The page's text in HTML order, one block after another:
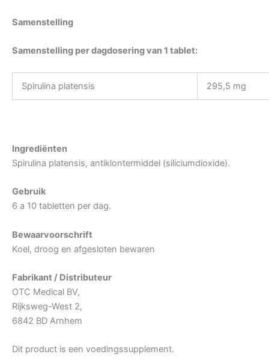
Samenstelling
Samenstelling per dagdosering van 1 tablet:
Spirulina platensis 295,5 mg
Ingrediënten
Spirulina platensis, antiklontermiddel (siliciumdioxide).
Gebruik
6 a 10 tabletten per dag.
Bewaarvoorschrift
Koel, droog en afgesloten bewaren
Fabrikant / Distributeur
OTC Medical BV,
Rijksweg-West 2,
6842 BD Arnhem
Dit product is een voedingssupplement.